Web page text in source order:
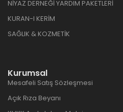
NİYAZ DERNEĞİ YARDIM PAKETLERİ
KURAN-I KERİM
SAĞLIK & KOZMETİK
Kurumsal
Mesafeli Satış Sözleşmesi
Açık Rıza Beyanı